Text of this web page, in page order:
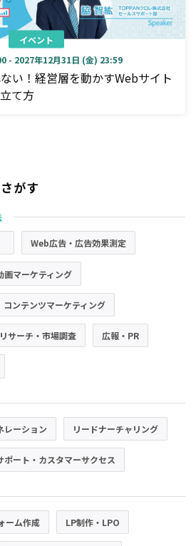
イベント
- 2027年12月31日 (金) 23:59
い！経営層を動かすWebサイト
て方
がす
Web広告・広告効果測定
画マーケティング
コンテンツマーケティング
リサーチ・市場調査 広報・PR
レーション リードナーチャリング
ポート・カスタマーサクセス
ーム作成 LP制作・LPO